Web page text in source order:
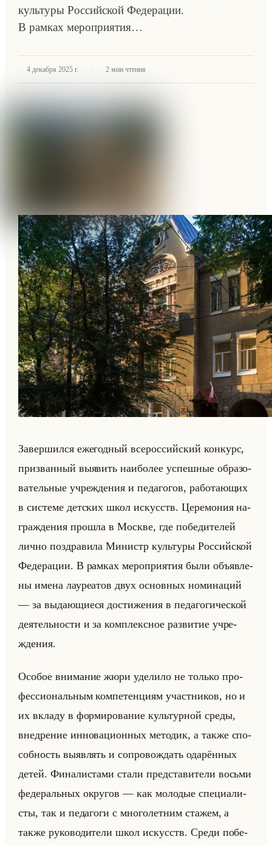
культуры Российской Федерации.
В рамках мероприятия…
4 декабря 2025 г. · 2 мин чтения
За­вер­шил­ся еже­год­ный все­рос­сийский кон­курс,
при­зван­ный вы­явить наи­бо­лее успеш­ные об­ра­зо­
ва­тельные учре­жде­ния и пе­да­го­гов, ра­бо­та­ющих
в си­сте­ме дет­ских школ ис­кусств. Це­ре­мо­ния на­
граж­де­ния про­шла в Москве, где по­бе­ди­те­лей
лично по­здра­ви­ла Ми­нистр культу­ры Рос­сийской
Фе­де­ра­ции. В рам­ках ме­ро­при­ятия были объяв­ле­
ны имена ла­уре­атов двух ос­нов­ных но­ми­на­ций
— за вы­да­ющи­еся до­сти­же­ния в пе­да­го­ги­че­ской
де­ятельно­сти и за ком­плекс­ное раз­ви­тие учре­
жде­ния.
Осо­бое вни­ма­ние жюри уде­ли­ло не только про­
фес­си­ональным ком­пе­тен­ци­ям участ­ни­ков, но и
их вкла­ду в фор­ми­ро­ва­ние культур­ной среды,
внед­ре­ние ин­но­ва­ци­он­ных ме­то­дик, а также спо­
соб­ность вы­яв­лять и со­про­вож­дать ода­рён­ных
детей. Фи­на­ли­ста­ми стали пред­ста­ви­те­ли восьми
фе­де­ральных окру­гов — как мо­ло­дые спе­ци­али­
сты, так и пе­да­го­ги с мно­го­лет­ним ста­жем, а
также ру­ко­во­ди­те­ли школ ис­кусств. Среди по­бе­